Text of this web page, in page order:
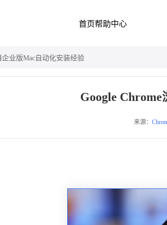
首页帮助中心
企业版Mac自动化安装经验
Google
来源：